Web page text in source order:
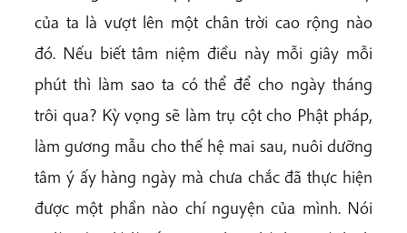
của ta là vượt lên một chân trời cao rộng nào
đó. Nếu biết tâm niệm điều này mỗi giây mỗi
phút thì làm sao ta có thể để cho ngày tháng
trôi qua? Kỳ vọng sẽ làm trụ cột cho Phật pháp,
làm gương mẫu cho thế hệ mai sau, nuôi dưỡng
tâm ý ấy hàng ngày mà chưa chắc đã thực hiện
được một phần nào chí nguyện của mình. Nói